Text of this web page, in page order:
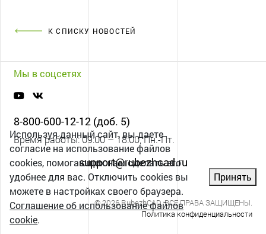
К СПИСКУ НОВОСТЕЙ
Мы в соцсетях
8-800-600-12-12 (доб. 5)
Время работы: 09:00 – 18:00, Пн.-Пт.
support@rubezhcad.ru
© 2026 RubezhCAD. ВСЕ ПРАВА ЗАЩИЩЕНЫ.
Политика конфиденциальности
Используя данный сайт, вы даете
согласие на использование файлов
cookies, помогающих нам сделать его
удобнее для вас. Отключить cookies вы
можете в настройках своего браузера.
Соглашение об использование файлов
cookie.
Принять